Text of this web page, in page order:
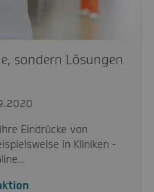
sondern Lösungen
Eindrücke von
in Kliniken -